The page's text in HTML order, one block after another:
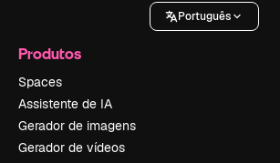
Português
Produtos
Spaces
Assistente de IA
Gerador de imagens
Gerador de vídeos